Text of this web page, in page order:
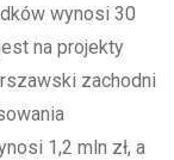
wynosi 30
na projekty
zachodni
1,2 mln zł, a